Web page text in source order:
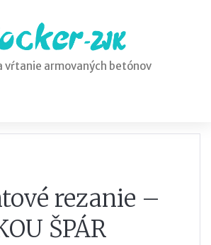
vŕtanie armovaných betónov
rezanie –
ŠPÁR